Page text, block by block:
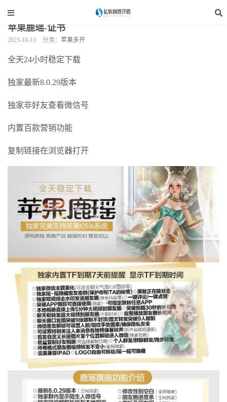
当前位置： 手机软件 > 苹果多开
苹果鹿瑶-证书
2023-10-13 分类： 苹果多开
全天24小时稳定下载
独家最新8.0.29版本
独家非好友查看微信号
内置百款营销功能
复制链接在浏览器打开